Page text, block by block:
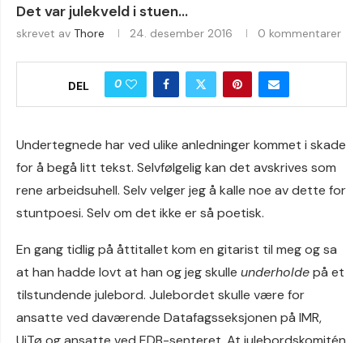
Det var julekveld i stuen…
skrevet av Thore 24. desember 2016 0 kommentarer
DEL 0
Undertegnede har ved ulike anledninger kommet i skade
for å begå litt tekst. Selvfølgelig kan det avskrives som
rene arbeidsuhell. Selv velger jeg å kalle noe av dette for
stuntpoesi. Selv om det ikke er så poetisk.
En gang tidlig på åttitallet kom en gitarist til meg og sa
at han hadde lovt at han og jeg skulle underholdepå et
tilstundende julebord. Julebordet skulle være for
ansatte ved daværende Datafagsseksjonen på IMR,